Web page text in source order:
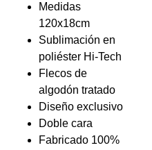
Medidas
120x18cm
Sublimación en
poliéster Hi-Tech
Flecos de
algodón tratado
Diseño exclusivo
Doble cara
Fabricado 100%